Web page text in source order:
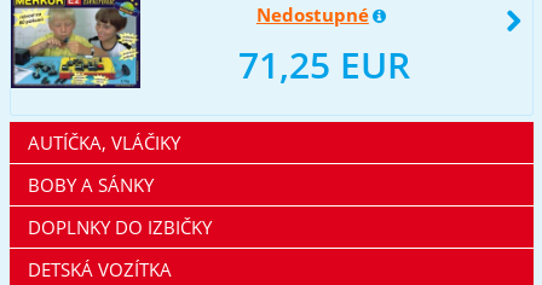
Nedostupné
71,25 EUR
AUTÍČKA, VLÁČIKY
BOBY A SÁNKY
DOPLNKY DO IZBIČKY
DETSKÁ VOZÍTKA